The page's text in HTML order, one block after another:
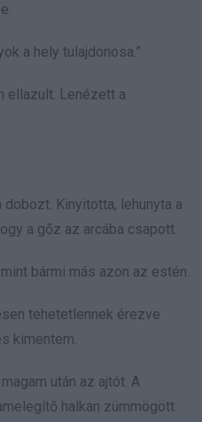
a hely tulajdonosa.”
ellazult. Lenézett a
Kinyitotta, lehunyta a
a gőz az arcába csapott.
bármi más azon az estén.
tehetetlennek érezve
kimentem.
után az ajtót. A
halkan zümmögött.